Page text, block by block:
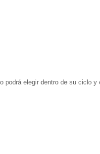
podrá elegir dentro de su ciclo y